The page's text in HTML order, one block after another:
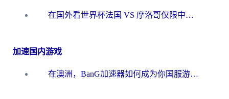
在国外看世界杯法国 VS 摩洛哥仅限中国大陆？海外党这样看中文解说赛事不卡顿
加速国内游戏
在澳洲，BanG加速器如何成为你国服游戏的“时光机”？